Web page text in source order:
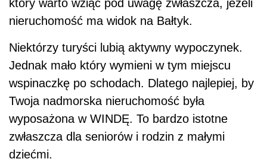
który warto wziąć pod uwagę zwłaszcza, jeżeli
nieruchomość ma widok na Bałtyk.
Niektórzy turyści lubią aktywny wypoczynek.
Jednak mało który wymieni w tym miejscu
wspinaczkę po schodach. Dlatego najlepiej, by
Twoja nadmorska nieruchomość była
wyposażona w WINDĘ. To bardzo istotne
zwłaszcza dla seniorów i rodzin z małymi
dziećmi.